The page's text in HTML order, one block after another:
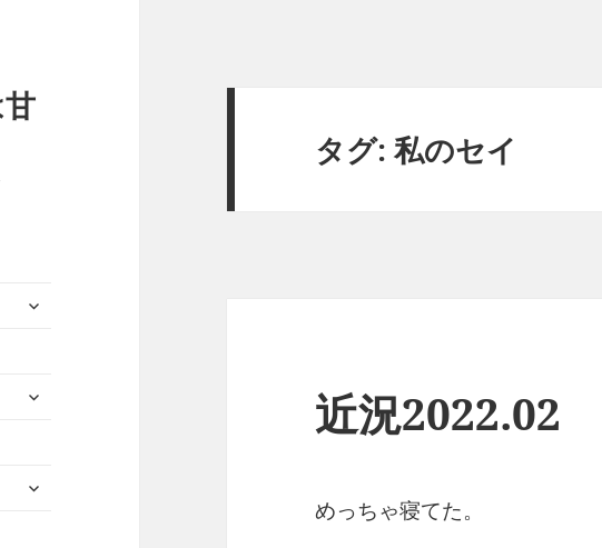
サ
ュ
サ
ュ
サ
タグ:私のセイ
近況2022.02
めっちゃ寝てた。